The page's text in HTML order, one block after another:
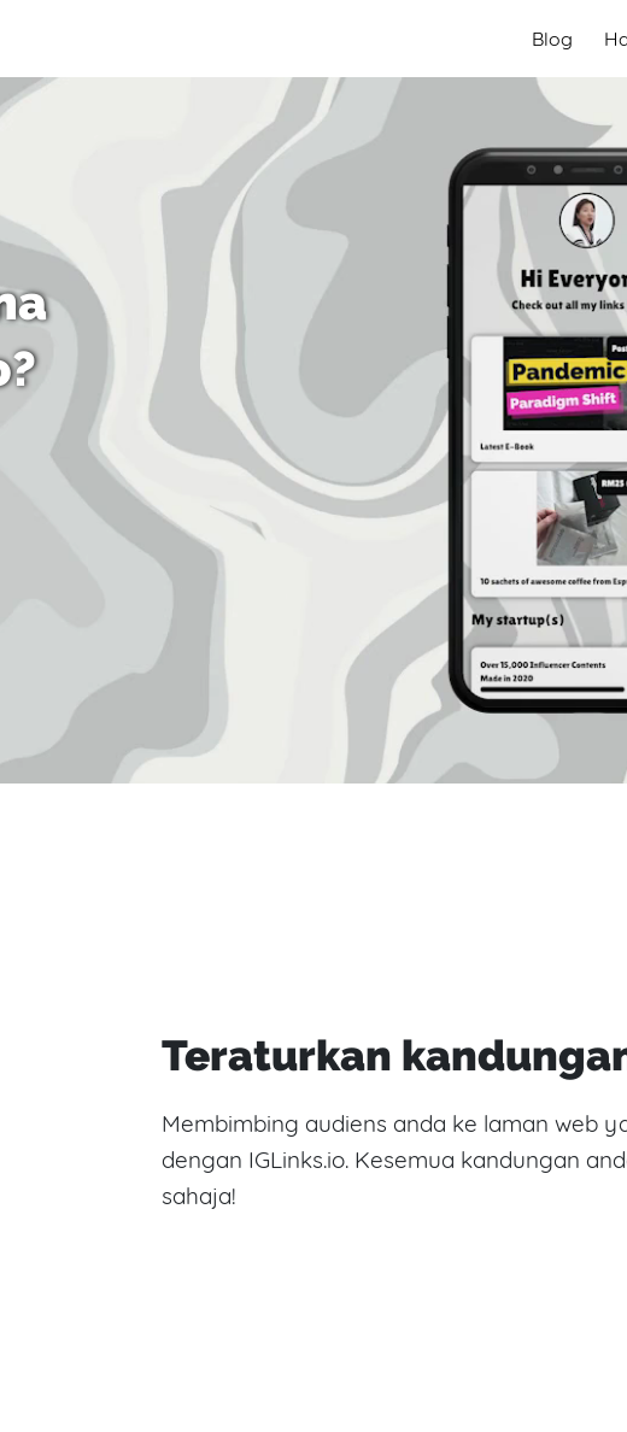
Blog
Teraturkan
Membimbing audiens anda ke laman web
dengan IGLinks.io. Kesemua kandungan
sahaja!